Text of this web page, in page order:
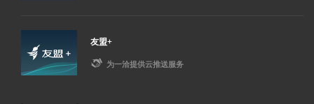
友盟+
 为一洽提供云推送服务